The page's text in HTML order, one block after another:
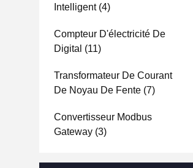
Intelligent(4)
Compteur D'électricité De
Digital (11)
Transformateur De Courant
De Noyau De Fente (7)
Convertisseur Modbus
Gateway (3)